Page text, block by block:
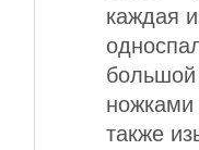
каждая
большой
ножками
также